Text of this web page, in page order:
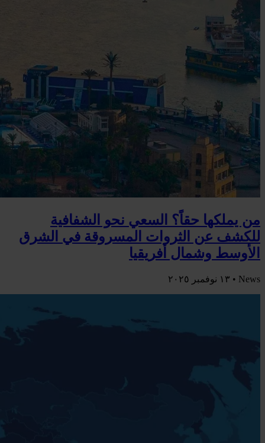
من يملكها حقاً؟ السعي نحو الشفافية
للكشف عن الثروات المسروقة في الشرق
الأوسط وشمال أفريقيا
News • ١٣ نوفمبر ٢٠٢٥